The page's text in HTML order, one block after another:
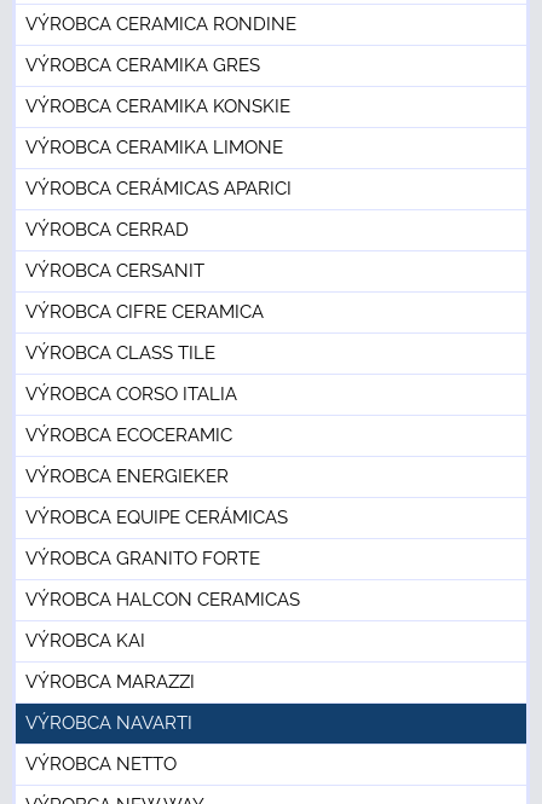
VÝROBCA CERAMICA RONDINE
VÝROBCA CERAMIKA GRES
VÝROBCA CERAMIKA KONSKIE
VÝROBCA CERAMIKA LIMONE
VÝROBCA CERÁMICAS APARICI
VÝROBCA CERRAD
VÝROBCA CERSANIT
VÝROBCA CIFRE CERAMICA
VÝROBCA CLASS TILE
VÝROBCA CORSO ITALIA
VÝROBCA ECOCERAMIC
VÝROBCA ENERGIEKER
VÝROBCA EQUIPE CERÁMICAS
VÝROBCA GRANITO FORTE
VÝROBCA HALCON CERAMICAS
VÝROBCA KAI
VÝROBCA MARAZZI
VÝROBCA NAVARTI
VÝROBCA NETTO